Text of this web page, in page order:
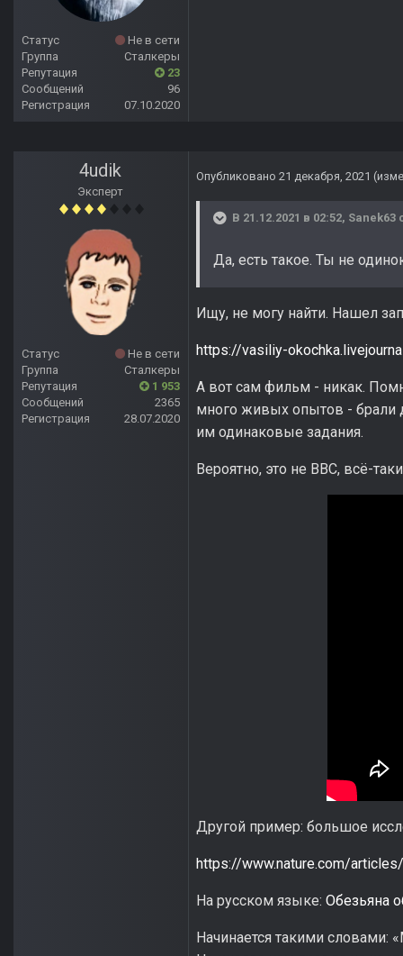
Статус
Не в сети
Группа
Сталкеры
Репутация
23
Сообщений
96
Регистрация
07.10.2020
4udik
Эксперт
Статус
Не в сети
Группа
Сталкеры
Репутация
1 953
Сообщений
2365
Регистрация
28.07.2020
Опубликовано 21 декабря, 2021
В 21.12.2021 в 02:52, Sanek63
Да, есть такое. Ты не
Ищу, не могу найти. Нашел
https://vasiliy-
А вот сам фильм - никак.
много живых опытов - брали
им одинаковые задания.
Вероятно, это не BBC, всё-
Другой пример: большое
https://www.nature.com/
На русском языке: Обезьяна
Начинается такими словами: